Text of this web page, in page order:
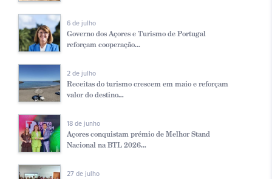
6 de julho
Governo dos Açores e Turismo de Portugal
reforçam cooperação...
2 de julho
Receitas do turismo crescem em maio e reforçam
valor do destino...
18 de junho
Açores conquistam prémio de Melhor Stand
Nacional na BTL 2026...
27 de julho